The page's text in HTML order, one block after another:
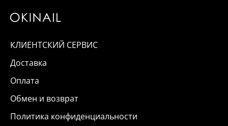
КЛИЕНТСКИЙ СЕРВИС
Доставка
Оплата
Обмен и возврат
Политика конфиденциальности